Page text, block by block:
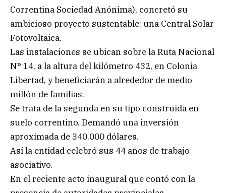
Correntina Sociedad Anónima), concretó su
ambicioso proyecto sustentable: una Central Solar
Fotovoltaica.
Las instalaciones se ubican sobre la Ruta Nacional
N° 14, a la altura del kilómetro 432, en Colonia
Libertad, y beneficiarán a alrededor de medio
millón de familias.
Se trata de la segunda en su tipo construida en
suelo correntino. Demandó una inversión
aproximada de 340.000 dólares.
Así la entidad celebró sus 44 años de trabajo
asociativo.
En el reciente acto inaugural que contó con la